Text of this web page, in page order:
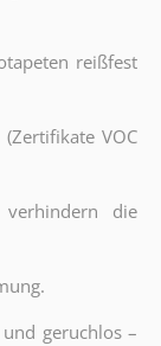
reißfest
VOC
die
geruchlos –